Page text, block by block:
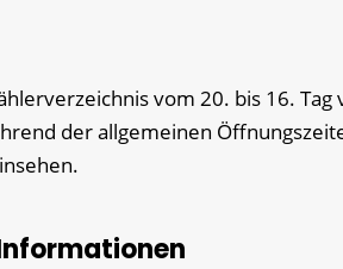
vom 20. bis 16. Tag
der allgemeinen